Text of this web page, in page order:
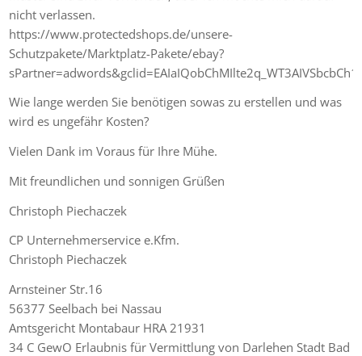
nicht verlassen.
https://www.protectedshops.de/unsere-
Schutzpakete/Marktplatz-Pakete/ebay?
Wie lange werden Sie benötigen sowas zu erstellen und was
wird es ungefähr Kosten?
Vielen Dank im Voraus für Ihre Mühe.
Mit freundlichen und sonnigen Grüßen
Christoph Piechaczek
CP Unternehmerservice e.Kfm.
Christoph Piechaczek
Arnsteiner Str.16
56377 Seelbach bei Nassau
Amtsgericht Montabaur HRA 21931
34 C GewO Erlaubnis für Vermittlung von Darlehen Stadt Bad